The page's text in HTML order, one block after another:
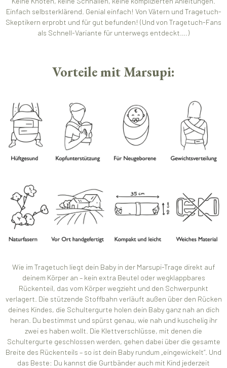
Einfach selbsterklärend. Genial einfach! Von Vätern und Tragetuch-
Skeptikern erprobt und für gut befunden! (Und von Tragetuch-Fans
als Schnell-Variante für unterwegs entdeckt….)
Vorteile mit Marsupi:
Wie im Tragetuch liegt dein Baby in der Marsupi-Trage direkt auf
deinem Körper an – kein extra Beutel oder wegklappbares
Rückenteil, das vom Körper wegzieht und den Schwerpunkt
verlagert. Die stützende Stoffbahn verläuft außen über den Rücken
deines Kindes, die Schultergurte holen dein Baby ganz nah an dich
heran. Du bestimmst und spürst genau, wie nah und kuschelig ihr
zwei es haben wollt. Die Klettverschlüsse, mit denen die
Schultergurte geschlossen werden, gehen dabei über die gesamte
Breite des Rückenteils – so ist dein Baby rundum „eingewickelt“. Und
das Beste: Du kannst die Gurtbänder auch mit Kind jederzeit